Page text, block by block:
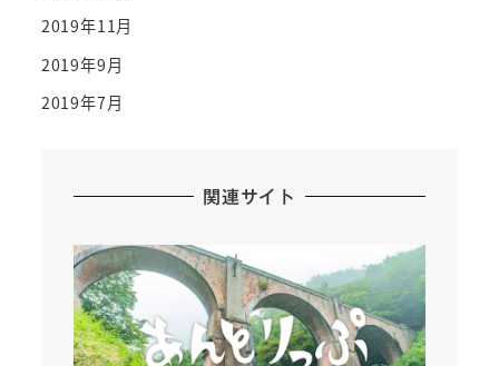
2019年11月
2019年9月
2019年7月
関連サイト